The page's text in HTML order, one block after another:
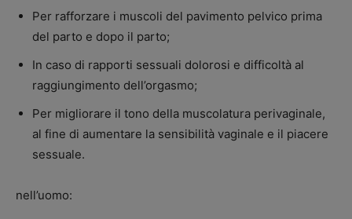
Per rafforzare i muscoli del pavimento pelvico prima
del parto e dopo il parto;
In caso di rapporti sessuali dolorosi e difficoltà al
raggiungimento dell’orgasmo;
Per migliorare il tono della muscolatura perivaginale,
al fine di aumentare la sensibilità vaginale e il piacere
sessuale.
nell’uomo: